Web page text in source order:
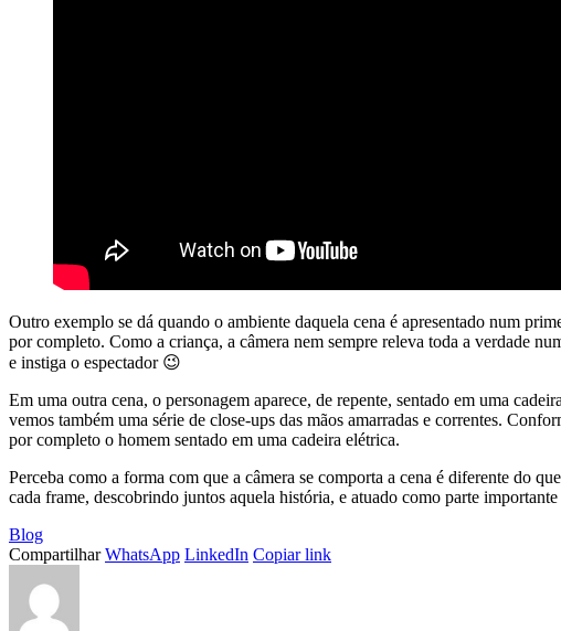
Outro exemplo se dá quando o ambiente daquela cena é apresentado num
por completo. Como a criança, a câmera nem sempre releva toda a verdade
e instiga o espectador 😉
Em uma outra cena, o personagem aparece, de repente, sentado em uma
vemos também uma série de close-ups das mãos amarradas e correntes.
por completo o homem sentado em uma cadeira elétrica.
Perceba como a forma com que a câmera se comporta a cena é diferente do
cada frame, descobrindo juntos aquela história, e atuado como parte
Blog
Compartilhar WhatsApp LinkedIn Copiar link